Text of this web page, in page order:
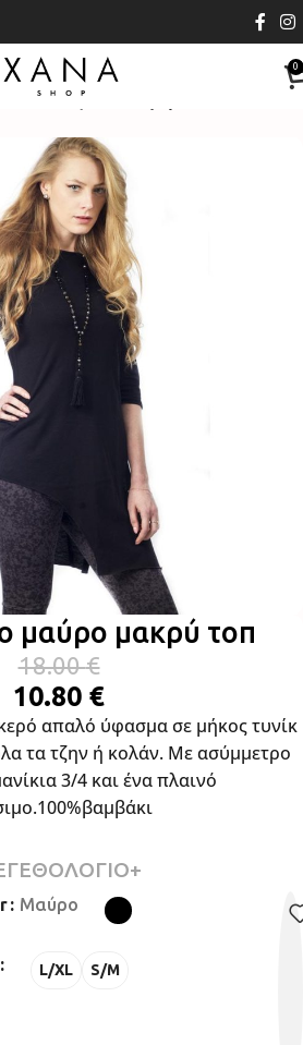
0
Ρούχα
μαύρο μακρύ τοπ
18.00€
10.80 €
απαλό ύφασμα σε μήκος τυνίκ
τα τζην ή κολάν. Με ασύμμετρο
3/4 και ένα πλαινό
Μαύρο
L/XL S/M